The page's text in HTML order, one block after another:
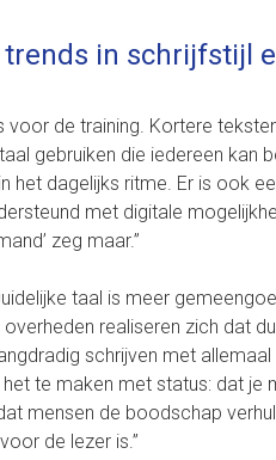
in schrijfstijl
de training. Kortere
gebruiken die iedereen kan
het dagelijks ritme. Er is ook
met digitale
zeg maar.”
taal is meer
realiseren zich dat
schrijven met
te maken met status: dat je
mensen de boodschap
de lezer is.”